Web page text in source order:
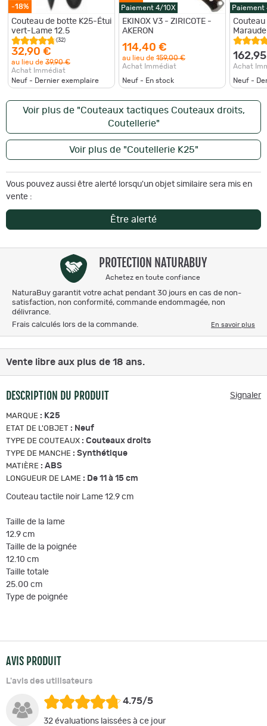
-18%
Couteau de botte K25-Étui
vert-Lame 12.5
(32)
32,90 €
au lieu de 39,90 €
Achat Immédiat
Neuf - Dernier exemplaire
Paiement 4/10X
EKINOX V3 - ZIRICOTE -
AKERON
114,40 €
au lieu de 159,00 €
Achat Immédiat
Neuf - En stock
Paiement
Couteau
Lisse -
Achat
Neuf -
Voir plus de "Couteaux tactiques Couteaux droits,
Coutellerie"
Voir plus de "Coutellerie K25"
Vous pouvez aussi être alerté lorsqu'un objet similaire sera mis en
vente :
Être alerté
PROTECTION NATURABUY
Achetez en toute confiance
NaturaBuy garantit votre achat pendant 30 jours en cas de non-
satisfaction, non conformité, commande endommagée, non
délivrance.
Frais calculés lors de la commande.
En savoir plus
Vente libre aux plus de 18 ans.
DESCRIPTION DU PRODUIT Signaler
MARQUE : K25
ETAT DE L'OBJET : Neuf
TYPE DE COUTEAUX : Couteaux droits
TYPE DE MANCHE : Synthétique
MATIÈRE : ABS
LONGUEUR DE LAME : De 11 à 15 cm
Couteau tactile noir Lame 12.9 cm
Taille de la lame
12.9 cm
Taille de la poignée
12.10 cm
Taille totale
25.00 cm
Type de poignée
AVIS PRODUIT
L'avis des utilisateurs
4.75/5
32 évaluations laissées à ce jour